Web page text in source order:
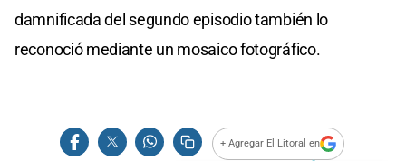
damnificada del segundo episodio también lo
reconoció mediante un mosaico fotográfico.
+ Agregar El Litoral en